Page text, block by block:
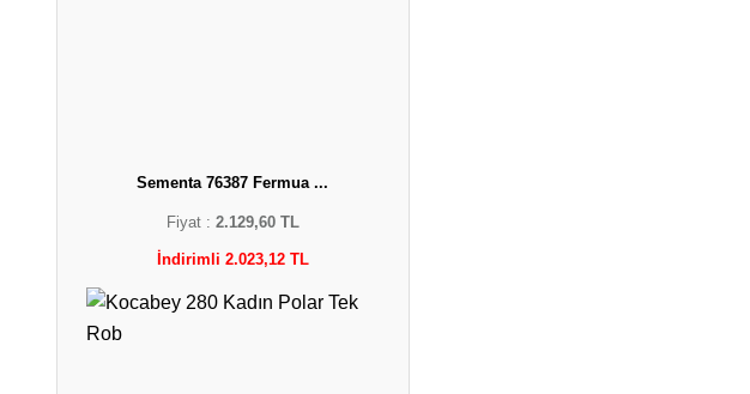
Sementa 76387 Fermua ...
Fiyat : 2.129,60 TL
İndirimli 2.023,12 TL